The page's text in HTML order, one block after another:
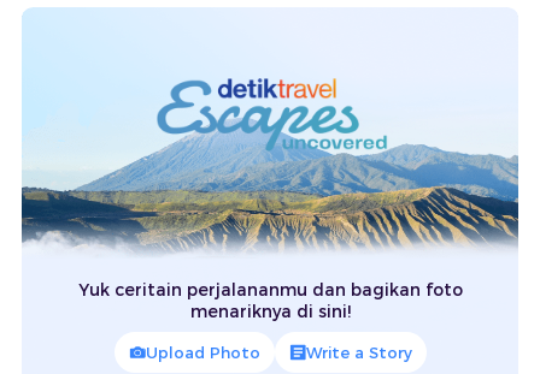
Yuk ceritain perjalananmu dan bagikan foto
menariknya di sini!
Upload Photo Write a Story